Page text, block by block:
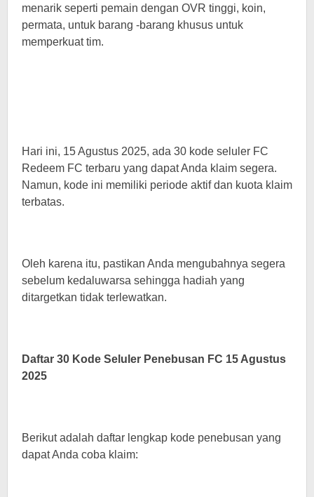
menarik seperti pemain dengan OVR tinggi, koin,
permata, untuk barang -barang khusus untuk
memperkuat tim.
Hari ini, 15 Agustus 2025, ada 30 kode seluler FC
Redeem FC terbaru yang dapat Anda klaim segera.
Namun, kode ini memiliki periode aktif dan kuota klaim
terbatas.
Oleh karena itu, pastikan Anda mengubahnya segera
sebelum kedaluwarsa sehingga hadiah yang
ditargetkan tidak terlewatkan.
Daftar 30 Kode Seluler Penebusan FC 15 Agustus
2025
Berikut adalah daftar lengkap kode penebusan yang
dapat Anda coba klaim: